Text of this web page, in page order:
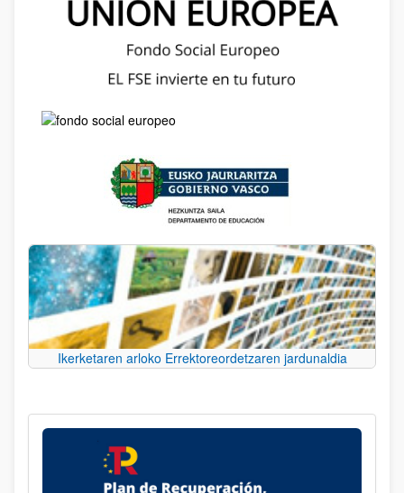
Ikerketaren arloko Errektoreordetzaren jardunaldia